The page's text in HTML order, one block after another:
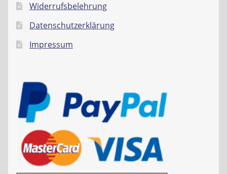
Widerrufsbelehrung
Datenschutzerklärung
Impressum